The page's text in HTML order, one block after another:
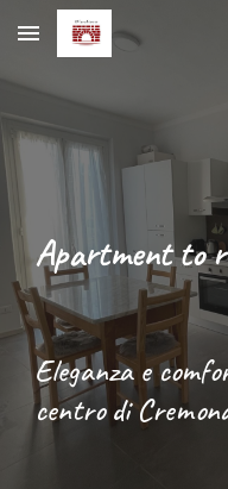
Skip to main content
Apartment to
Eleganza e
centro di